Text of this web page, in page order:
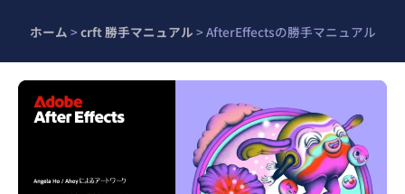
ホーム > crft 勝手マニュアル > AfterEffectsの勝手マニュアル